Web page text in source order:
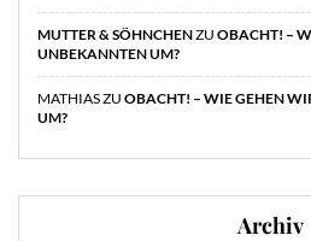
MUTTER & SÖHNCHENZU OBACHT! –
UNBEKANNTEN UM?
MATHIASZU OBACHT! – WIE GEHEN
UM?
Archiv